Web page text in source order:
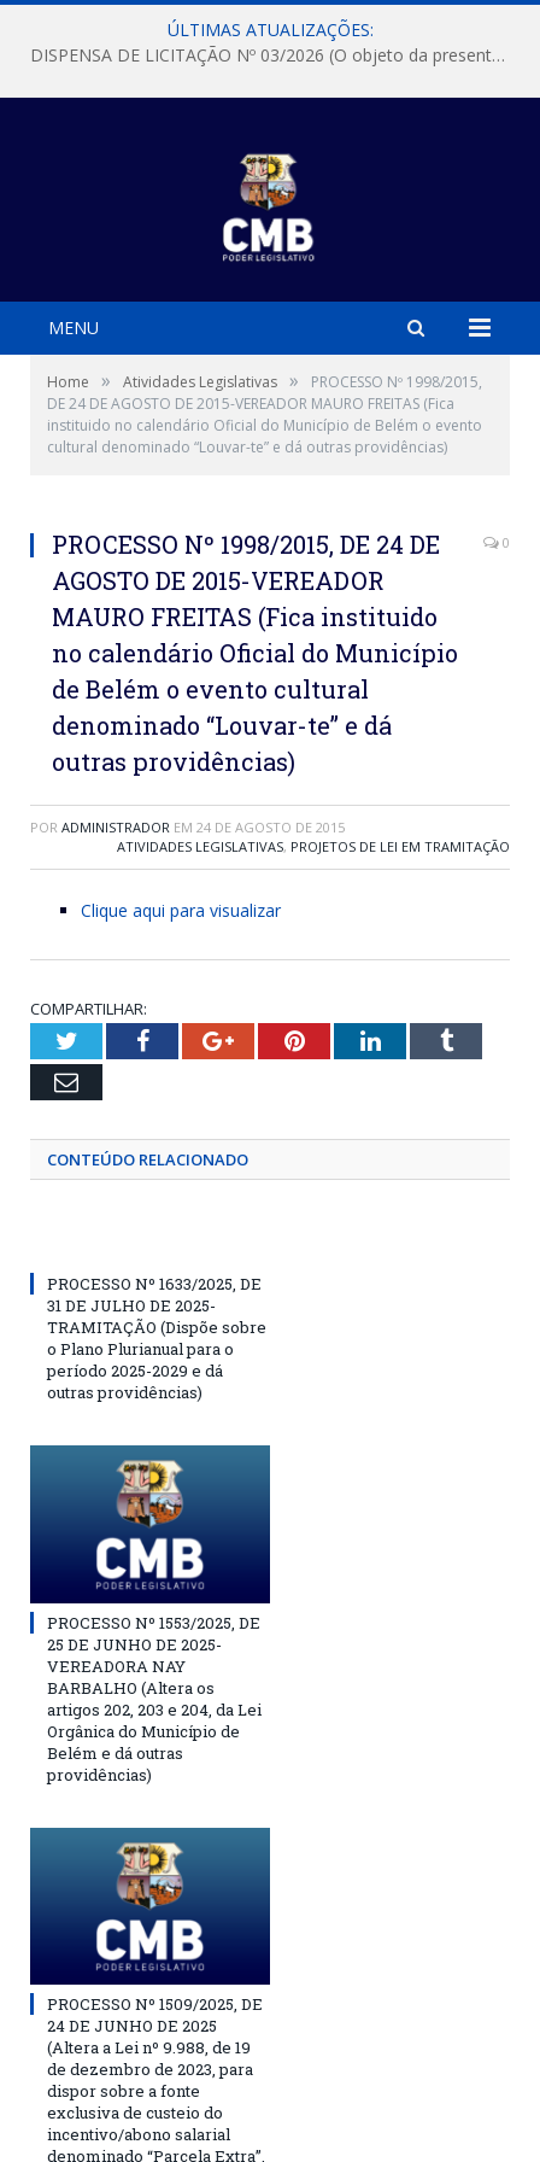
ÚLTIMAS ATUALIZAÇÕES:
DISPENSA DE LICITAÇÃO Nº 03/2026 (O objeto da presente dispensa é a escolha da proposta mais vantajosa para a aquisição, de aparelhos de ar condicionado, tipo Split, com material de instalação e fogão industrial, conforme condições, quantidades e exigências estabelecidas no termo de referencia e neste aviso de contratação direta e seus anexos)
MENU
Home » Atividades Legislativas »
PROCESSO Nº 1998/2015,
DE 24 DE AGOSTO DE 2015-VEREADOR MAURO FREITAS (Fica
instituido no calendário Oficial do Município de Belém o evento
cultural denominado “Louvar-te” e dá outras providências)
PROCESSO Nº 1998/2015, DE 24 DE
AGOSTO DE 2015-VEREADOR
MAURO FREITAS (Fica instituido
no calendário Oficial do Município
de Belém o evento cultural
denominado “Louvar-te” e dá
outras providências)
0
POR ADMINISTRADOR EM 24 DE AGOSTO DE 2015
ATIVIDADES LEGISLATIVAS, PROJETOS DE LEI EM TRAMITAÇÃO
Clique aqui para visualizar
COMPARTILHAR:
TwitterFacebookGoogle+PinterestLinkedInTumblr
Email
CONTEÚDO RELACIONADO
PROCESSO Nº 1633/2025, DE
31 DE JULHO DE 2025-
TRAMITAÇÃO (Dispõe sobre
o Plano Plurianual para o
período 2025-2029 e dá
outras providências)
PROCESSO Nº 1553/2025, DE
25 DE JUNHO DE 2025-
VEREADORA NAY
BARBALHO (Altera os
artigos 202, 203 e 204, da Lei
Orgânica do Município de
Belém e dá outras
providências)
PROCESSO Nº 1509/2025, DE
24 DE JUNHO DE 2025
(Altera a Lei nº 9.988, de 19
de dezembro de 2023, para
dispor sobre a fonte
exclusiva de custeio do
incentivo/abono salarial
denominado “Parcela Extra”,